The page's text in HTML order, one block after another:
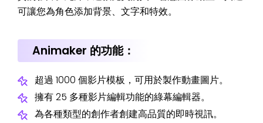
可讓您為角色添加背景、文字和特效。
Animaker 的功能：
超過 1000 個影片模板，可用於製作動畫圖片。
擁有 25 多種影片編輯功能的綠幕編輯器。
為各種類型的創作者創建高品質的即時視訊。